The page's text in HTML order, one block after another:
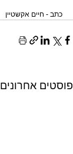
כתב - חיים אקשטיין
פוסטים אחרונים